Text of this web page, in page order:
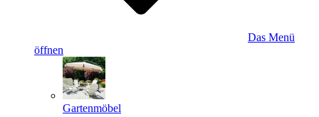
Das Menü
öffnen
Gartenmöbel